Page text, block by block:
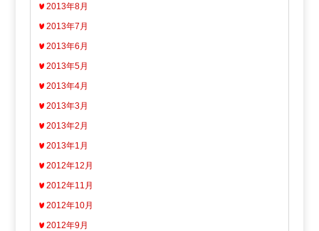
2013年8月
2013年7月
2013年6月
2013年5月
2013年4月
2013年3月
2013年2月
2013年1月
2012年12月
2012年11月
2012年10月
2012年9月